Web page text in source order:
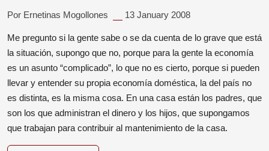
Por Ernetinas Mogollones 13 January 2008
Me pregunto si la gente sabe o se da cuenta de lo grave que está
la situación, supongo que no, porque para la gente la economía
es un asunto “complicado”, lo que no es cierto, porque si pueden
llevar y entender su propia economía doméstica, la del país no
es distinta, es la misma cosa. En una casa están los padres, que
son los que administran el dinero y los hijos, que supongamos
que trabajan para contribuir al mantenimiento de la casa.